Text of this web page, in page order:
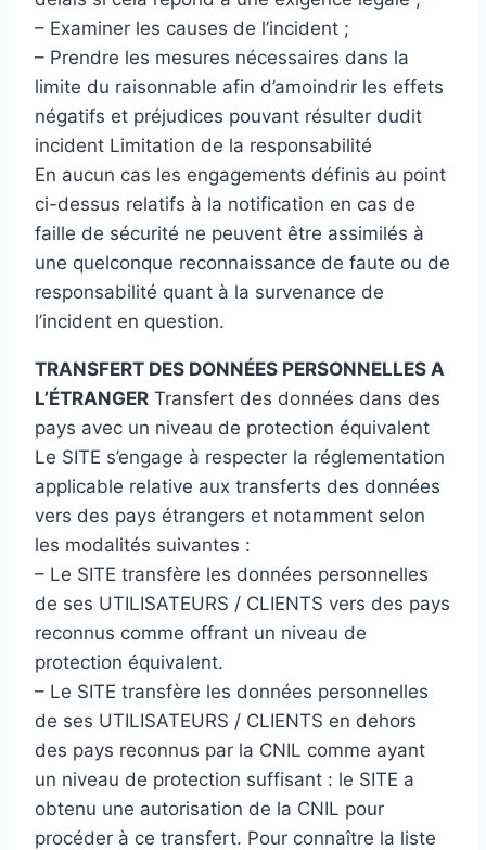
– Examiner les causes de l’incident ;
– Prendre les mesures nécessaires dans la
limite du raisonnable afin d’amoindrir les effets
négatifs et préjudices pouvant résulter dudit
incident Limitation de la responsabilité
En aucun cas les engagements définis au point
ci-dessus relatifs à la notification en cas de
faille de sécurité ne peuvent être assimilés à
une quelconque reconnaissance de faute ou de
responsabilité quant à la survenance de
l’incident en question.
TRANSFERT DES DONNÉES PERSONNELLES A
L’ÉTRANGER Transfert des données dans des
pays avec un niveau de protection équivalent
Le SITE s’engage à respecter la réglementation
applicable relative aux transferts des données
vers des pays étrangers et notamment selon
les modalités suivantes :
– Le SITE transfère les données personnelles
de ses UTILISATEURS / CLIENTS vers des pays
reconnus comme offrant un niveau de
protection équivalent.
– Le SITE transfère les données personnelles
de ses UTILISATEURS / CLIENTS en dehors
des pays reconnus par la CNIL comme ayant
un niveau de protection suffisant : le SITE a
obtenu une autorisation de la CNIL pour
procéder à ce transfert. Pour connaître la liste